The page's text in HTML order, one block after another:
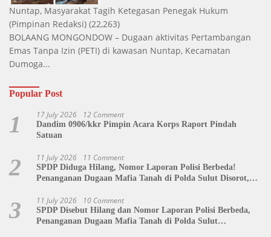
Nuntap, Masyarakat Tagih Ketegasan Penegak Hukum
(Pimpinan Redaksi) (22,263)
BOLAANG MONGONDOW – Dugaan aktivitas Pertambangan
Emas Tanpa Izin (PETI) di kawasan Nuntap, Kecamatan
Dumoga...
Popular Post
1 17 July 2026 12 Comment
Dandim 0906/kkr Pimpin Acara Korps Raport Pindah
Satuan
2 11 July 2026 11 Comment
SPDP Diduga Hilang, Nomor Laporan Polisi Berbeda!
Penanganan Dugaan Mafia Tanah di Polda Sulut Disorot,
3 11 July 2026 10 Comment
SPDP Disebut Hilang dan Nomor Laporan Polisi Berbeda,
Penanganan Dugaan Mafia Tanah di Polda Sulut